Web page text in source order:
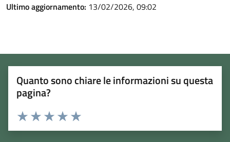
Ultimo aggiornamento: 13/02/2026, 09:02
Quanto sono chiare le informazioni su questa
pagina?
Rating:
Valuta 5 stelle su 5
Valuta 4 stelle su 5
Valuta 3 stelle su 5
Valuta 2 stelle su 5
Valuta 1 stelle su 5